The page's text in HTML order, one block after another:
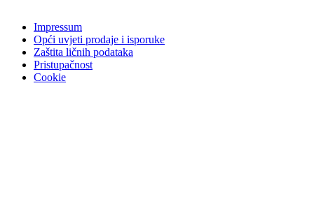
Impressum
Opći uvjeti prodaje i isporuke
Zaštita ličnih podataka
Pristupačnost
Cookie